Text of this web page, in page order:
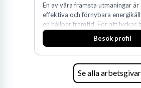
En av våra främsta utmaningar
effektiva och förnybara
en hållbar framtid. För att lyckas
fler medarbetare som vill göra
Besök profil
Se alla